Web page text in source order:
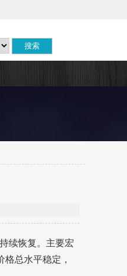
续恢复。主要宏
总水平稳定，